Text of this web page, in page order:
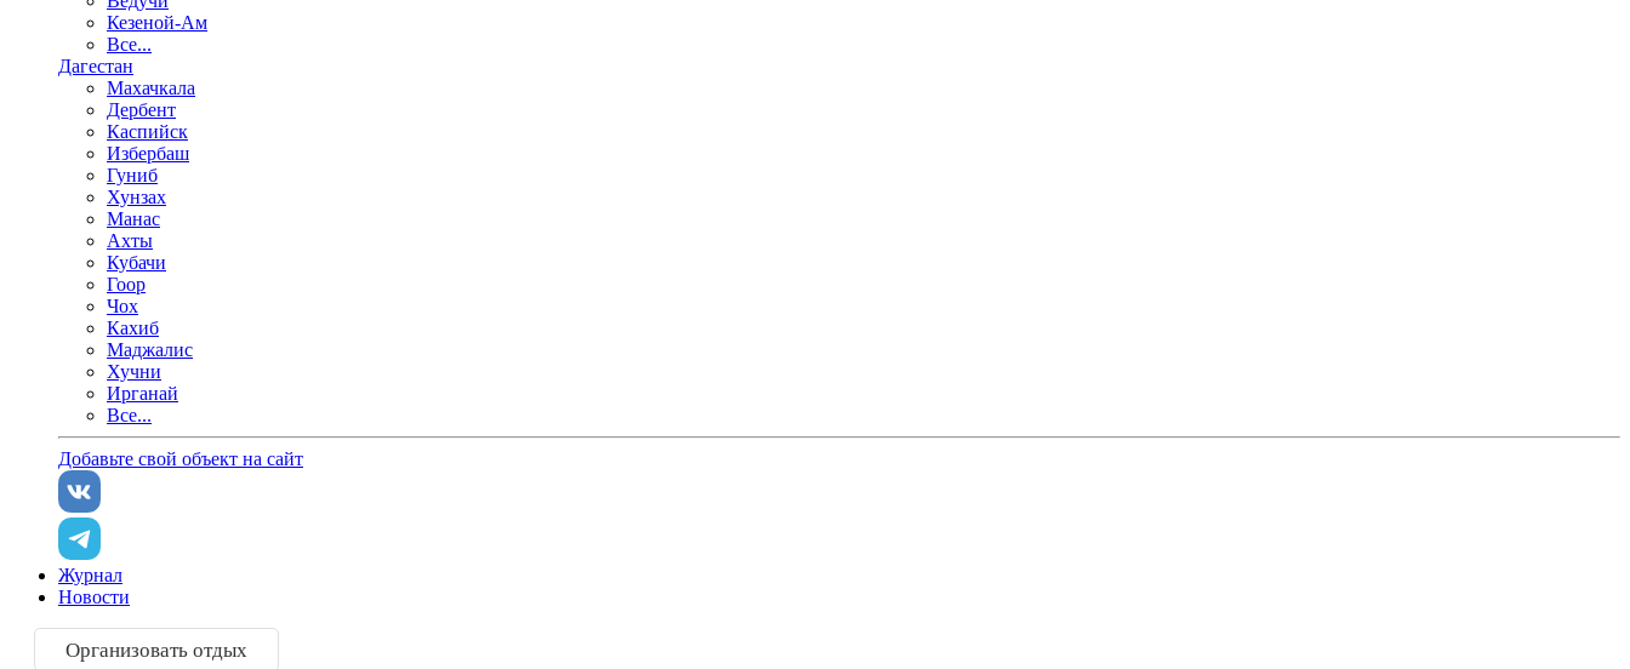
Кезеной-Ам
Все...
Дагестан
Махачкала
Дербент
Каспийск
Избербаш
Гуниб
Хунзах
Манас
Ахты
Кубачи
Гоор
Чох
Кахиб
Маджалис
Хучни
Ирганай
Все...
Добавьте свой объект на сайт
Журнал
Новости
Организовать отдых